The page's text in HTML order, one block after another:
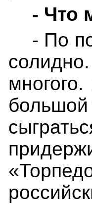
- Что
- По
большой